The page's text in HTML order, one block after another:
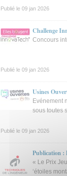
Publié le 09 jan 2026
Challenge
Concours
Publié le 09 jan 2026
Usines
Evénement
sous toutes
Publié le 09 jan 2026
Publication :
« Le Prix
‘étoiles